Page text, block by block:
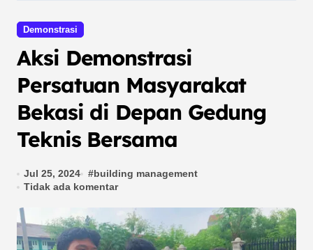
Demonstrasi
Aksi Demonstrasi
Persatuan Masyarakat
Bekasi di Depan Gedung
Teknis Bersama
Jul 25, 2024 #building management
Tidak ada komentar